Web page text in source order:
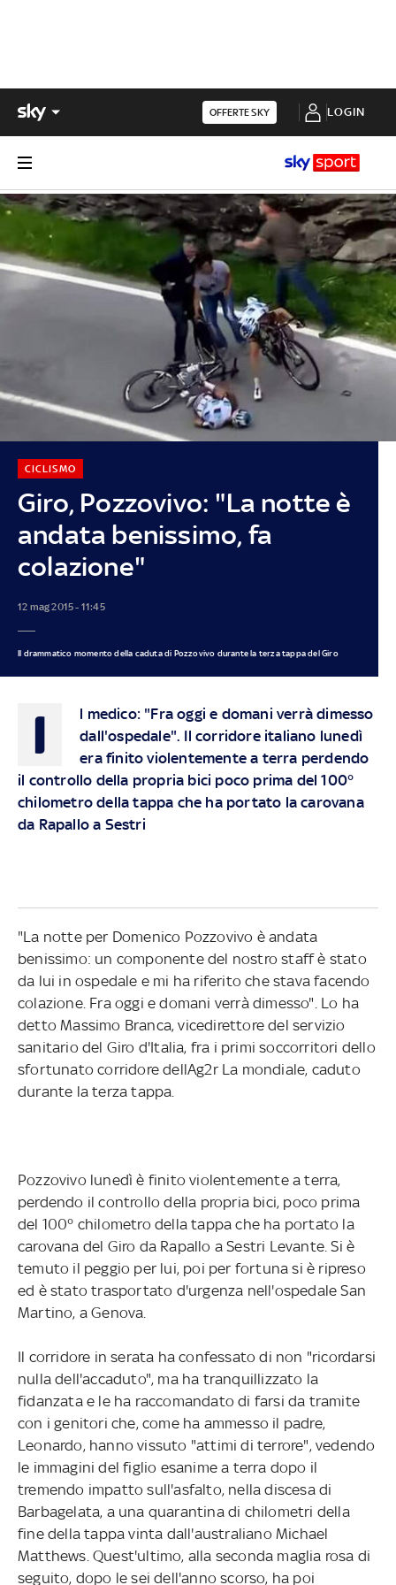
OFFERTE SKY LOGIN
Giro, Pozzovivo: "La notte è
andata benissimo, fa
colazione"
CICLISMO
12 mag 2015 - 11:45
Il drammatico momento della caduta di Pozzovivo durante la terza tappa del Giro
I
l medico: "Fra oggi e domani verrà dimesso
dall'ospedale". Il corridore italiano lunedì
era finito violentemente a terra perdendo
il controllo della propria bici poco prima del 100°
chilometro della tappa che ha portato la carovana
da Rapallo a Sestri
"La notte per Domenico Pozzovivo è andata
benissimo: un componente del nostro staff è stato
da lui in ospedale e mi ha riferito che stava facendo
colazione. Fra oggi e domani verrà dimesso". Lo ha
detto Massimo Branca, vicedirettore del servizio
sanitario del Giro d'Italia, fra i primi soccorritori dello
sfortunato corridore dellAg2r La mondiale, caduto
durante la terza tappa.
Pozzovivo lunedì è finito violentemente a terra,
perdendo il controllo della propria bici, poco prima
del 100° chilometro della tappa che ha portato la
carovana del Giro da Rapallo a Sestri Levante. Si è
temuto il peggio per lui, poi per fortuna si è ripreso
ed è stato trasportato d'urgenza nell'ospedale San
Martino, a Genova.
Il corridore in serata ha confessato di non "ricordarsi
nulla dell'accaduto", ma ha tranquillizzato la
fidanzata e le ha raccomandato di farsi da tramite
con i genitori che, come ha ammesso il padre,
Leonardo, hanno vissuto "attimi di terrore", vedendo
le immagini del figlio esanime a terra dopo il
tremendo impatto sull'asfalto, nella discesa di
Barbagelata, a una quarantina di chilometri della
fine della tappa vinta dall'australiano Michael
Matthews. Quest'ultimo, alla seconda maglia rosa di
seguito, dopo le sei dell'anno scorso, ha poi